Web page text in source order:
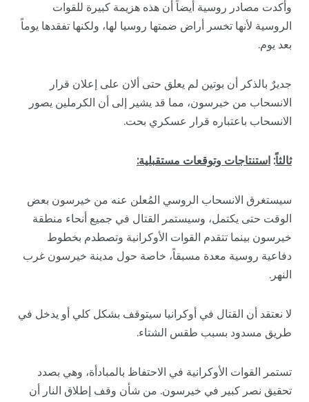
وأكدت مصادر روسية أيضاً أن هذه هزيمة كبيرة للقوات
الروسية لأنها تخسر أراض ضمتها روسيا لها، ولكنها تفقدها يوماً
بعد يوم.
جديرٌ بالذكر أن بوتين لم يعلق حتى ألان على إعلان قرار
الانسحاب من خيرسون، مما قد يشير إلى أن الكرملين يصور
الانسحاب باعتباره قرار عسكري بحت.
ثالثاً: استنتاجات وتوقعات مستقبلية:
سيستغرق الانسحاب الروسي المُعلن عنه من خيرسون بعض
الوقت حتى يكتمل، وسيستمر القتال في جميع أنحاء منطقة
خيرسون بينما تتقدم القوات الأوكرانية وتصطدم بخطوط
دفاعية روسية معدة مسبقاً، خاصة حول مدينة خيرسون غرب
النهر.
لا نعتقد أن القتال في أوكرانيا سيتوقف بشكل كلي أو يدخل في
طريق مسدود بسبب طقس الشتاء.
تستمر القوات الأوكرانية في الاحتفاظ بالمبادأة، وهي بصدد
تحقيق نصر كبير في خيرسون. من شأن وقف إطلاق النار أن